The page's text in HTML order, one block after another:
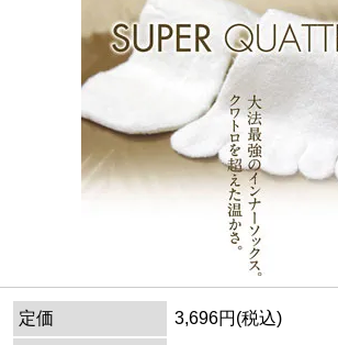
定価
3,696円(税込)